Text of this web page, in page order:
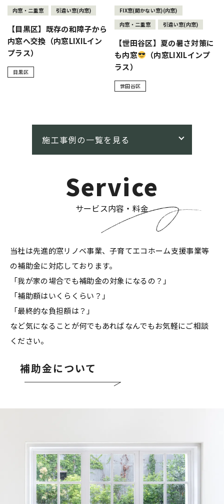
内窓・二重窓 引違い窓(内窓)
【目黒区】既存の和障子から
内窓へ交換（内窓LIXILイン
プラス）
目黒区
FIX窓(開かない窓)(内窓)
内窓・二重窓
引違い窓(内窓)
【世田谷区】夏の暑さ対策に
も内窓
（内窓LIXILインプ
ラス）
世田谷区
Service
サービス内容・料金
当社は先進的窓リノベ事業、子育てエコホーム支援事業等
の補助金に対応しております。
「我が家の場合でも補助金の対象になるの？」
「補助額はいくらくらい？」
「最終的な負担額は？」
など気になることが何でもあればなんでもお気軽にご相談
ください。
補助金について